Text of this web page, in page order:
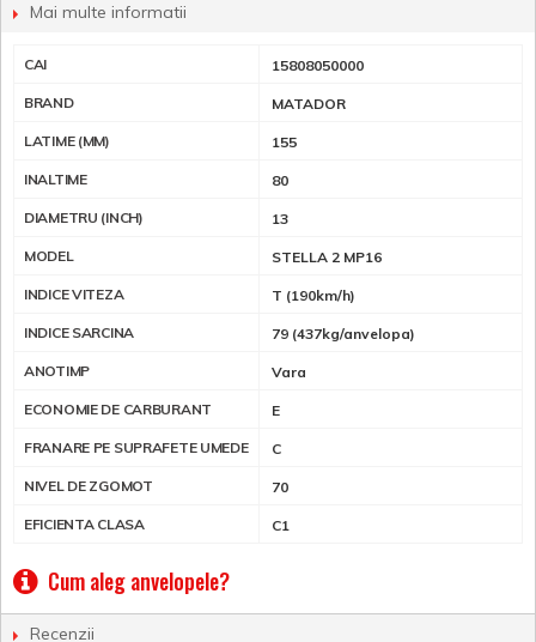
Mai multe informatii
CAI 15808050000
BRAND MATADOR
LATIME (MM) 155
INALTIME 80
DIAMETRU (INCH) 13
MODEL STELLA 2 MP16
INDICE VITEZA T (190km/h)
INDICE SARCINA 79 (437kg/anvelopa)
ANOTIMP Vara
ECONOMIE DE CARBURANT E
FRANARE PE SUPRAFETE UMEDE C
NIVEL DE ZGOMOT 70
EFICIENTA CLASA C1
Cum aleg anvelopele?
Recenzii